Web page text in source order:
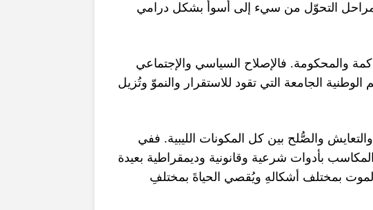
مراحل التحوّل من سيء إلى أسوأ بشكل درامي
والمحكومة. فالإصلاح السياسي والإجتماعي
الجامعة التي تقود للاستقرار والنموّ وتُزيل
والصُّلح بين كل المكونات الليبية. ففي
بأدوات شرعية وقانونية وديمقراطية بعيدة
بمختلف أشكالهِ ويُقصي الحياةَ بمختلفِ